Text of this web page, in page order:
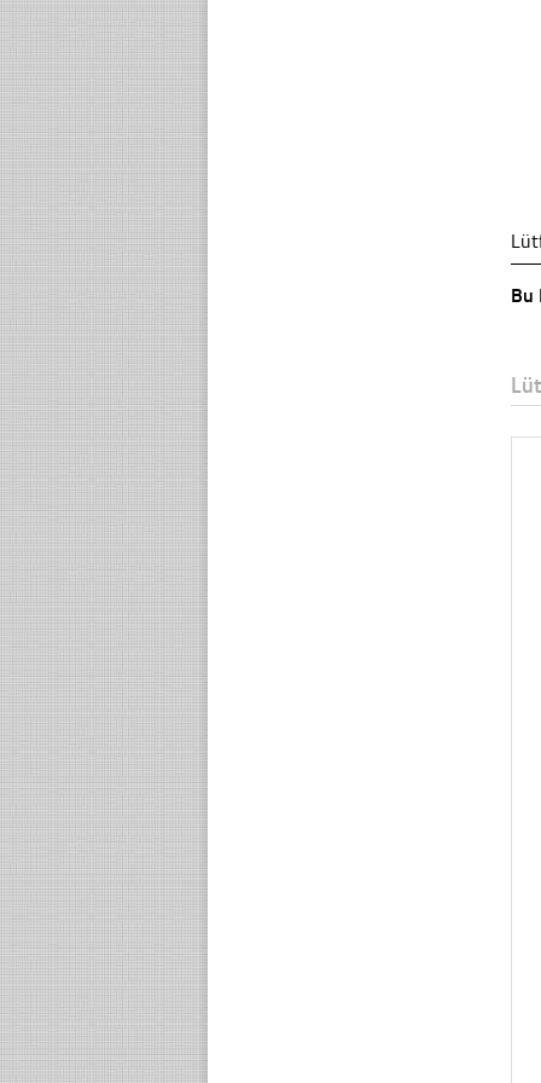
Bu